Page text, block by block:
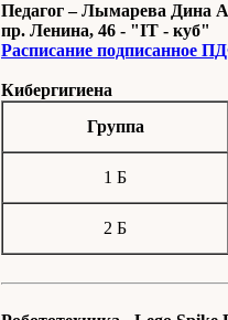
Педагог –Лымарева Дина
пр. Ленина, 46 - "IT - куб"
Расписание подписанное
Кибергигиена
Группа
1 Б
2 Б